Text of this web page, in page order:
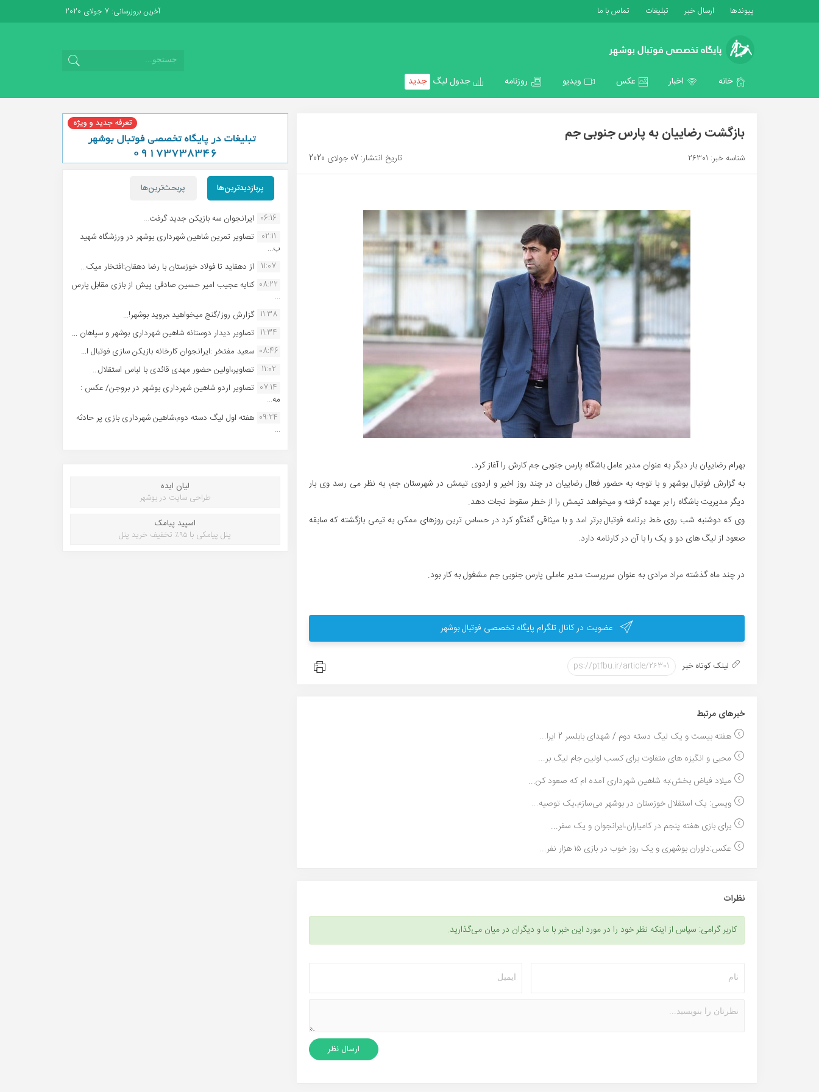
پیوندها ارسال خبر تبلیغات تماس با ما آخرین بروزرسانی: 7 جولای 2020
خانه اخبار عکس ویدیو روزنامه جدول لیگ جدید
بازگشت رضاییان به پارس جنوبی جم
شناسه خبر: 26301 تاریخ انتشار: 07 جولای 2020
بهرام رضاییان بار دیگر به عنوان مدیر عامل باشگاه پارس جنوبی جم کارش را آغاز کرد.
به گزارش فوتبال بوشهر و با توجه به حضور فعال رضاییان در چند روز اخیر و اردوی تیمش در شهرستان جم، به نظر می رسد وی بار
دیگر مدیریت باشگاه را بر عهده گرفته و میخواهد تیمش را از خطر سقوط نجات دهد.
وی که دوشنبه شب روی خط برنامه فوتبال برتر امد و با میثاقی گفتگو کرد در حساس ترین روزهای ممکن به تیمی بازگشته که سابقه
صعود از لیگ های دو و یک را با آن در کارنامه دارد.
در چند ماه گذشته مراد مرادی به عنوان سرپرست مدیر عاملی پارس جنوبی جم مشغول به کار بود.
عضویت در کانال تلگرام پایگاه تخصصی فوتبال بوشهر
لینک کوتاه خبر
خبر‌های مرتبط
هفته بیست و یک لیگ دسته دوم / شهدای بابلسر 2 ایرا...
محبی و انگیزه های متفاوت برای کسب اولین جام لیگ بر...
میلاد فیاض بخش:به شاهین شهرداری آمده ام که صعود کن...
ویسی: یک استقلال خوزستان در بوشهر می‌سازم،یک توصیه...
برای بازی هفته پنجم در کامیاران،ایرانجوان و یک سفر...
عکس:داوران بوشهری و یک روز خوب در بازی ۱۵ هزار نفر...
نظرات
کاربر گرامی: سپاس از اینکه نظر خود را در مورد این خبر با ما و دیگران در میان می‌گذارید.
پربازدیدترین‌ها پربحث‌ترین‌ها
06:16 ایرانجوان سه بازیکن جدید گرفت...
02:11
تصاویر تمرین شاهین شهردارى بوشهر در ورزشگاه شهید
ب...
11:07 از دهقاید تا فولاد خوزستان با رضا دهقان:افتخار میک...
08:22 کنایه عجیب امیر حسین صادقی پیش از بازی مقابل پارس
...
11:38 گزارش روز/گنج میخواهید ،بروید بوشهر!...
11:34 تصاویر دیدار دوستانه شاهین شهردارى بوشهر و سپاهان ...
08:46 سعید مفتخر :ایرانجوان کارخانه بازیکن سازی فوتبال ا...
11:02
تصاویر،اولین حضور مهدی قائدی با لباس استقلال...
07:14 تصاویر اردو شاهین شهرداری بوشهر در بروجن/ عکس :
مه...
09:24 هفته اول لیگ دسته دوم،شاهین شهرداری بازی پر حادثه
...
لیان ایده
طراحی سایت در بوشهر
اسپید پیامک
پنل پیامکی با ۹۵٪ تخفیف خرید پنل